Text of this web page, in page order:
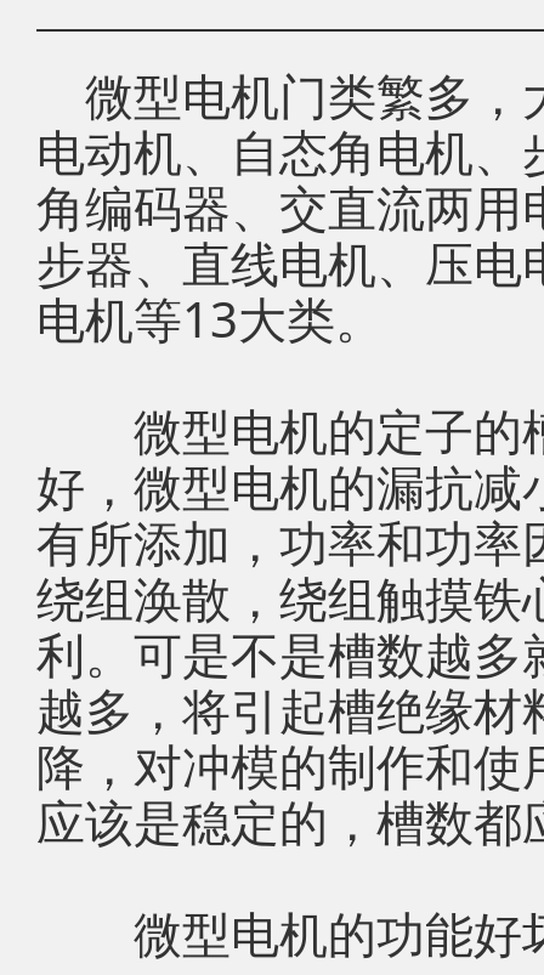
微型电机门类繁多，
电动机、自态角电机
角编码器、交直流两
步器、直线电机、压
电机等13大类。
微型电机的定子的
好，微型电机的漏抗
有所添加，功率和功
绕组涣散，绕组触摸
利。可是不是槽数越
越多，将引起槽绝缘
降，对冲模的制作和
应该是稳定的，槽数
微型电机的功能好